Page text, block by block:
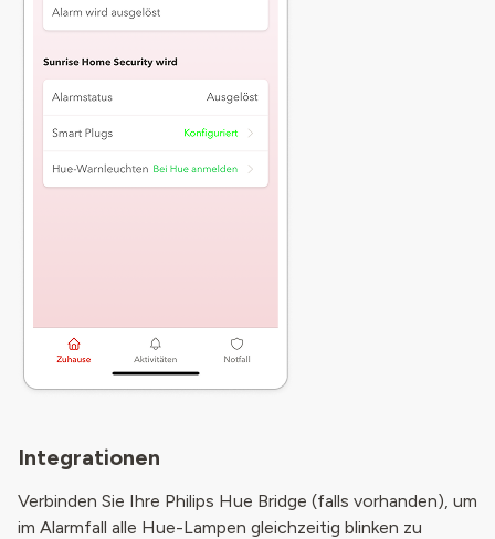
Integrationen
Verbinden Sie Ihre Philips Hue Bridge (falls vorhanden), um
im Alarmfall alle Hue-Lampen gleichzeitig blinken zu